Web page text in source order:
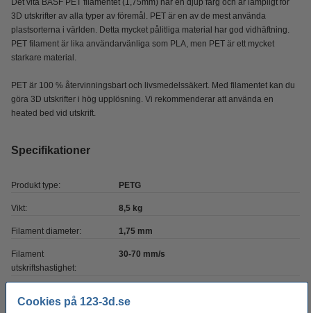
Cookies på 123-3d.se
Det vita BASF PET filamentet (1,75mm) har en djup färg och är lämpligt för
3D utskrifter av alla typer av föremål. PET är en av de mest använda
plastsorterna i världen. Detta mycket pålitliga material har god vidhäftning.
PET filament är lika användarvänliga som PLA, men PET är ett mycket
starkare material.
PET är 100 % återvinningsbart och livsmedelssäkert. Med filamentet kan du
göra 3D utskrifter i hög upplösning. Vi rekommenderar att använda en
heated bed vid utskrift.
Specifikationer
Produkt type: PETG
Vikt: 8,5 kg
Filament diameter: 1,75 mm
Filament
utskriftshastighet:
30-70 mm/s